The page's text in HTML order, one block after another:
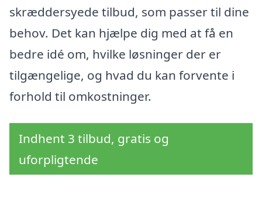
skræddersyede tilbud, som passer til dine
behov. Det kan hjælpe dig med at få en
bedre idé om, hvilke løsninger der er
tilgængelige, og hvad du kan forvente i
forhold til omkostninger.
Indhent 3 tilbud, gratis og
uforpligtende